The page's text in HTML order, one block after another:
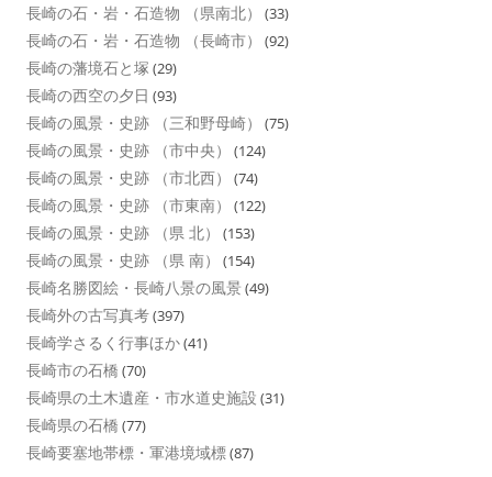
長崎の石・岩・石造物 （県南北） (33)
長崎の石・岩・石造物 （長崎市） (92)
長崎の藩境石と塚 (29)
長崎の西空の夕日 (93)
長崎の風景・史跡 （三和野母崎） (75)
長崎の風景・史跡 （市中央） (124)
長崎の風景・史跡 （市北西） (74)
長崎の風景・史跡 （市東南） (122)
長崎の風景・史跡 （県 北） (153)
長崎の風景・史跡 （県 南） (154)
長崎名勝図絵・長崎八景の風景 (49)
長崎外の古写真考(397)
長崎学さるく行事ほか(41)
長崎市の石橋 (70)
長崎県の土木遺産・市水道史施設 (31)
長崎県の石橋 (77)
長崎要塞地帯標・軍港境域標(87)